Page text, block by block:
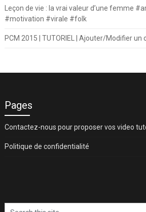
Leçon de vie : la vrai valeur d’une femme
#motivation #virale #folk
PCM 2015 | TUTORIEL | Ajouter/Modifier un
Pages
Contactez-nous pour proposer vos video
Politique de confidentialité